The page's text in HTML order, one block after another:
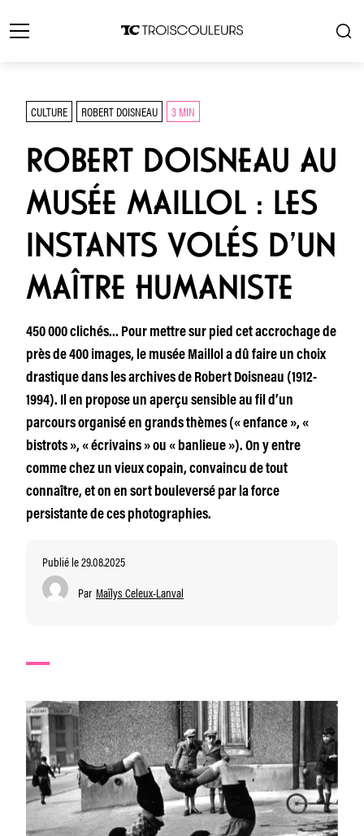
CULTURE ROBERT DOISNEAU 3 MIN
ROBERT DOISNEAU AU
MUSÉE MAILLOL : LES
INSTANTS VOLÉS D’UN
MAÎTRE HUMANISTE
450 000 clichés… Pour mettre sur pied cet accrochage de
près de 400 images, le musée Maillol a dû faire un choix
drastique dans les archives de Robert Doisneau (1912-
1994). Il en propose un aperçu sensible au fil d’un
parcours organisé en grands thèmes (« enfance », «
bistrots », « écrivains » ou « banlieue »). On y entre
comme chez un vieux copain, convaincu de tout
connaître, et on en sort bouleversé par la force
persistante de ces photographies.
Publié le 29.08.2025
Par Maïlys Celeux-Lanval